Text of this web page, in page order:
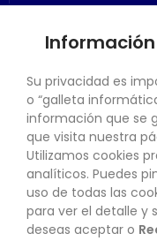
SU CUENTA
CONTACTO
Su privacidad es
o “galleta
información que se
que visita nuestra
Utilizamos cookies
analíticos. Puedes
uso de todas las
para ver el detalle y
deseas aceptar o